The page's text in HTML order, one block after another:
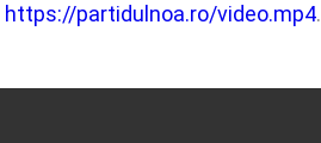
https://partidulnoa.ro/video.mp4.